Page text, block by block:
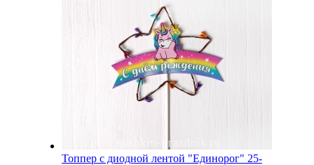
Топпер с диодной лентой "Единорог" 25-